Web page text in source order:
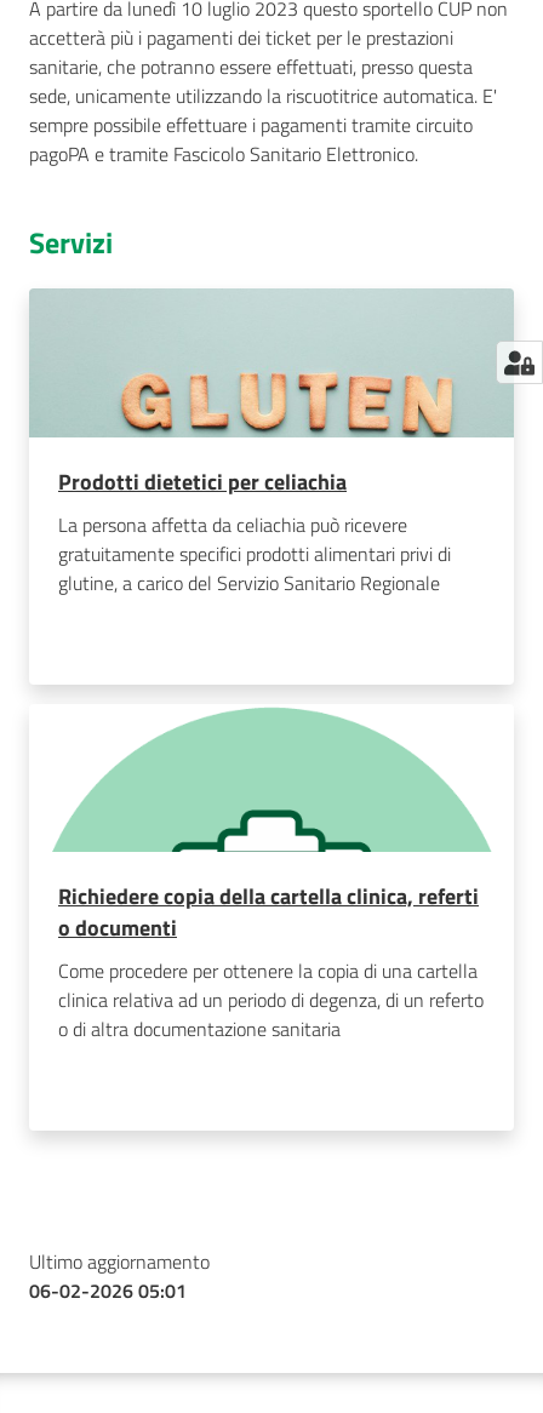
A partire da lunedì 10 luglio 2023 questo sportello CUP non
accetterà più i pagamenti dei ticket per le prestazioni
sanitarie, che potranno essere effettuati, presso questa
sede, unicamente utilizzando la riscuotitrice automatica. E'
sempre possibile effettuare i pagamenti tramite circuito
pagoPA e tramite Fascicolo Sanitario Elettronico.
Servizi
Prodotti dietetici per celiachia
La persona affetta da celiachia può ricevere
gratuitamente specifici prodotti alimentari privi di
glutine, a carico del Servizio Sanitario Regionale
Richiedere copia della cartella clinica, referti
o documenti
Come procedere per ottenere la copia di una cartella
clinica relativa ad un periodo di degenza, di un referto
o di altra documentazione sanitaria
Ultimo aggiornamento
06-02-2026 05:01